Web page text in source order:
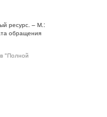
ресурс. – М.:
обращения
"Полной